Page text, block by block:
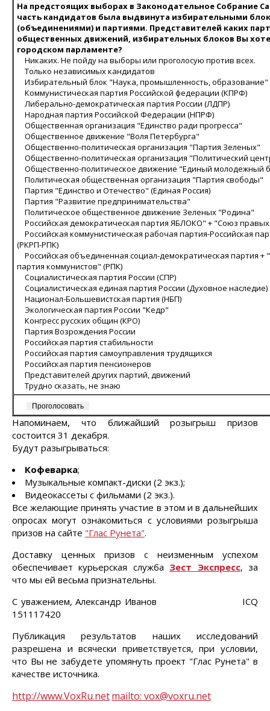
На предстоящих выборах в Законодательное Собрание
часть кандидатов была выдвинута избирательными
(объединениями) и партиями. Представителей каких
общественных движений, избирательных блоков Вы
городском парламенте?
Никаких. Не пойду на выборы или проголосую против всех.
Только независимых кандидатов
Избирательный блок "Наука, промышленность, образование"
Коммунистическая партия Российской федерации (КПРФ)
Либерально-демократическая партия России (ЛДПР)
Народная партия Российской Федерации (НПРФ)
Общественная организация "Единство ради прогресса"
Общественное движение "Воля Петербурга"
Общественно-политическая организация "Партия Зеленых"
Общественно-политическая организация "Политический
Общественно-политическое движение "Единый молодежный
Политическая общественная организация "Партия свободы"
Партия "Единство и Отечество" (Единая Россия)
Партия "Развитие предпринимательства"
Политическое общественное движение Зеленых "Родина"
Российская демократическая партия ЯБЛОКО" + "Союз
Российская коммунистическая рабочая партия-Российская
(РКРП-РПК)
Российская объединенная социал-демократическая партия +
партия коммунистов" (РПК)
Социалистическая партия России (СПР)
Социалистическая единая партия России (Духовное наследие)
Национал-Большевистская партия (НБП)
Экологическая партия России "Кедр"
Конгресс русских общин (КРО)
Партия Возрождения России
Российская партия стабильности
Российская партия самоуправления трудящихся
Российская партия пенсионеров
Представителей других партий, движений
Трудно сказать, не знаю
Напоминаем, что ближайший розыгрыш призов
состоится 31 декабря.
Будут разыгрываться:
Кофеварка;
Музыкальные компакт-диски (2 экз.);
Видеокассеты с фильмами (2 экз.).
Все желающие принять участие в этом и в дальнейших
опросах могут ознакомиться с условиями розыгрыша
призов на сайте "Глас Рунета".
Доставку ценных призов с неизменным успехом
обеспечивает курьерская служба Зест Экспресс, за
что мы ей весьма признательны.
С уважением, Александр Иванов ICQ
151117420
Публикация результатов наших исследований
разрешена и всячески приветствуется, при условии,
что Вы не забудете упомянуть проект "Глас Рунета" в
качестве источника.
http://www.VoxRu.netmailto: vox@voxru.net